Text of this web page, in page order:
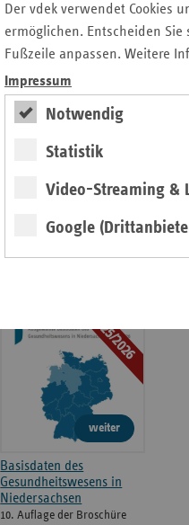
Der vdek verwendet Cookies
ermöglichen. Entscheiden
Fußzeile anpassen. Weitere
Impressum
Notwendig
Statistik
Video-Streaming &
Google
Seitenleiste
mit
weiteren
Informationen
Auf einen Blick
Pressemitteilungen
Kontakt und Anfahrt
Positionen
Gesundheitswesen in
Niedersachsen -
2025/2026
weiter
Basisdaten des
Gesundheitswesens in
Niedersachsen
10. Auflage der Broschüre